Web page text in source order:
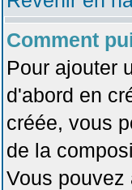
Comment
Pour ajouter
d'abord en
créée, vous
de la
Vous pouvez